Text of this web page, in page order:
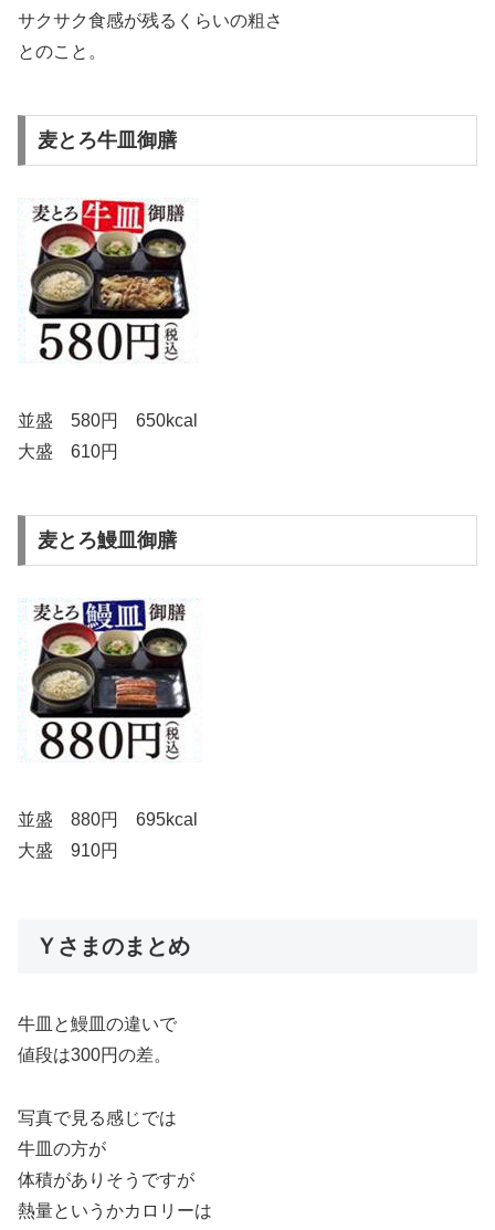
サクサク食感が残るくらいの粗さ
とのこと。
麦とろ牛皿御膳
並盛 580円 650kcal
大盛 610円
麦とろ鰻皿御膳
並盛 880円 695kcal
大盛 910円
Ｙさまのまとめ
牛皿と鰻皿の違いで
値段は300円の差。
写真で見る感じでは
牛皿の方が
体積がありそうですが
熱量というかカロリーは